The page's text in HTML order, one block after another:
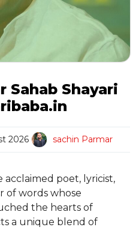
Sahab Shayari
2026 sachin Parmar
acclaimed poet, lyricist,
of words whose
the hearts of
a unique blend of